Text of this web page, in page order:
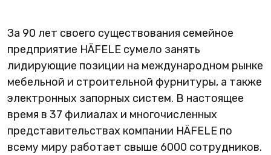
За 90 лет своего существования семейное
предприятие HÄFELE сумело занять
лидирующие позиции на международном рынке
мебельной и строительной фурнитуры, а также
электронных запорных систем. В настоящее
время в 37 филиалах и многочисленных
представительствах компании HÄFELE по
всему миру работает свыше 6000 сотрудников.